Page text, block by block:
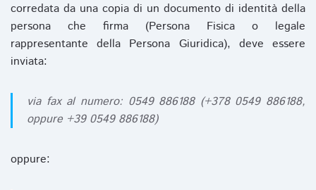
corredata da una copia di un documento di identità della
persona che firma (Persona Fisica o legale
rappresentante della Persona Giuridica), deve essere
inviata:
via fax al numero: 0549 886188 (+378 0549 886188,
oppure +39 0549 886188)
oppure: